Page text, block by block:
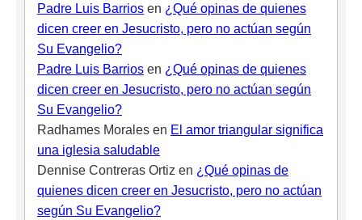
Padre Luis Barrios en ¿Qué opinas de quienes
dicen creer en Jesucristo, pero no actúan según
Su Evangelio?
Padre Luis Barrios en ¿Qué opinas de quienes
dicen creer en Jesucristo, pero no actúan según
Su Evangelio?
Radhames Morales en El amor triangular significa
una iglesia saludable
Dennise Contreras Ortiz en ¿Qué opinas de
quienes dicen creer en Jesucristo, pero no actúan
según Su Evangelio?